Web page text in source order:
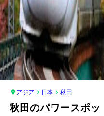
アジア 日本 秋田
秋田のパワースポ